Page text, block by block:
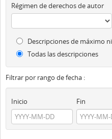
Régimen de derechos de autor
Descripciones de máximo
Todas las descripciones
Filtrar por rango de fecha :
Inicio Fin